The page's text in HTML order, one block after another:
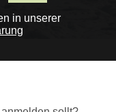
in unserer